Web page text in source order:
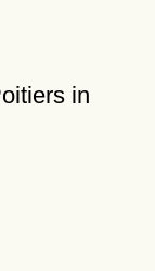
in